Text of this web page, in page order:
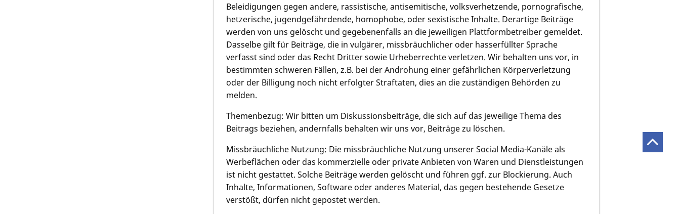
Beleidigungen gegen andere, rassistische, antisemitische, volksverhetzende, pornografische,
hetzerische, jugendgefährdende, homophobe, oder sexistische Inhalte. Derartige Beiträge
werden von uns gelöscht und gegebenenfalls an die jeweiligen Plattformbetreiber gemeldet.
Dasselbe gilt für Beiträge, die in vulgärer, missbräuchlicher oder hasserfüllter Sprache
verfasst sind oder das Recht Dritter sowie Urheberrechte verletzen. Wir behalten uns vor, in
bestimmten schweren Fällen, z.B. bei der Androhung einer gefährlichen Körperverletzung
oder der Billigung noch nicht erfolgter Straftaten, dies an die zuständigen Behörden zu
melden.
Themenbezug: Wir bitten um Diskussionsbeiträge, die sich auf das jeweilige Thema des
Beitrags beziehen, andernfalls behalten wir uns vor, Beiträge zu löschen.
Missbräuchliche Nutzung: Die missbräuchliche Nutzung unserer Social Media-Kanäle als
Werbeflächen oder das kommerzielle oder private Anbieten von Waren und Dienstleistungen
ist nicht gestattet. Solche Beiträge werden gelöscht und führen ggf. zur Blockierung. Auch
Inhalte, Informationen, Software oder anderes Material, das gegen bestehende Gesetze
verstößt, dürfen nicht gepostet werden.